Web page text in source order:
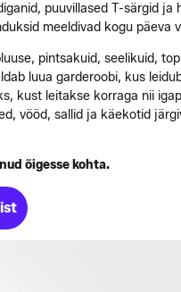
puuvillased T-särgid ja
meeldivad kogu päeva
pintsakuid, seelikuid,
luua garderoobi, kus
kust leitakse korraga nii
vööd, sallid ja käekotid
õigesse kohta.